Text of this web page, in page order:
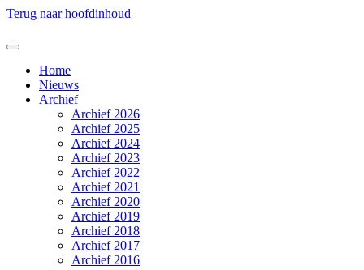
Terug naar hoofdinhoud
Home
Nieuws
Archief
Archief 2026
Archief 2025
Archief 2024
Archief 2023
Archief 2022
Archief 2021
Archief 2020
Archief 2019
Archief 2018
Archief 2017
Archief 2016